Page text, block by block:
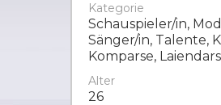
Kategorie
Schauspieler/in,
Sänger/in, Talente,
Komparse,
Alter
26